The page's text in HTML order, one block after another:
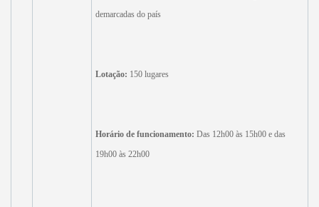
demarcadas do país
Lotação: 150lugares
Horário de funcionamento: Das 12h00 às 15h00 e das
19h00 às 22h00